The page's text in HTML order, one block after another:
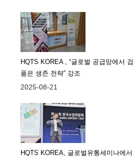
HQTS KOREA , “글로벌 공급망에서 검
품은 생존 전략” 강조
2025-08-21
HQTS KOREA, 글로벌유통세미나에서